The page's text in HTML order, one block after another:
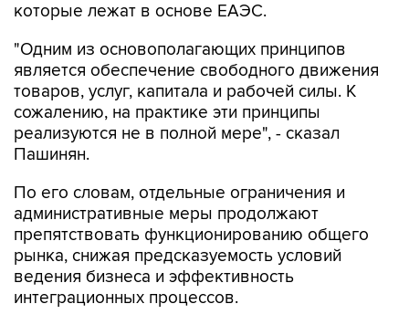
которые лежат в основе ЕАЭС.
"Одним из основополагающих принципов
является обеспечение свободного движения
товаров, услуг, капитала и рабочей силы. К
сожалению, на практике эти принципы
реализуются не в полной мере", - сказал
Пашинян.
По его словам, отдельные ограничения и
административные меры продолжают
препятствовать функционированию общего
рынка, снижая предсказуемость условий
ведения бизнеса и эффективность
интеграционных процессов.